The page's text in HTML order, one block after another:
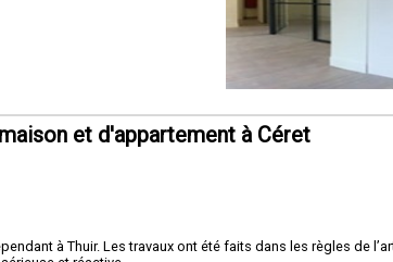
et d'appartement à Céret
à Thuir. Les travaux ont été faits dans les règles de